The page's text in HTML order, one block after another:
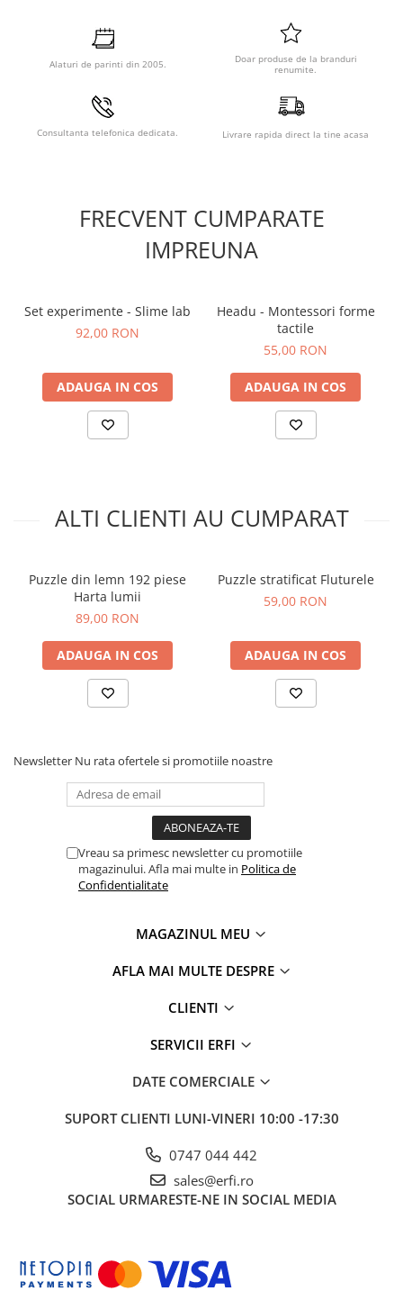
are margini rotunjite si finisaje atent realizate pentru
siguranta copilului. Piesele sunt usor de manevrat si ideale
Detalii tehnice
Dimensiuni produs: 17.5 x 13.5 x 1.5 cm. Material: lemn.
Numar de piese: 5. Varsta recomandata: 3 ani+. Nu lasati
ambalajele la indemana copiilor. Supravegheati copilul in
Alaturi de parinti din 2005.
Doar produse de la branduri
renumite.
Consultanta telefonica dedicata. Livrare rapida direct la tine acasa
FRECVENT CUMPARATE
IMPREUNA
Set experimente - Slime lab
92,00 RON
ADAUGA IN COS
Headu - Montessori forme
tactile
55,00 RON
ADAUGA IN COS
ALTI CLIENTI AU CUMPARAT
Puzzle din lemn 192 piese
Harta lumii
89,00 RON
ADAUGA IN COS
Puzzle stratificat Fluturele
59,00 RON
ADAUGA IN COS
Newsletter Nu rata ofertele si promotiile noastre
Vreau sa primesc newsletter cu promotiile
magazinului. Afla mai multe in Politica de
Confidentialitate
MAGAZINUL MEU
AFLA MAI MULTE DESPRE
CLIENTI
SERVICII ERFI
DATE COMERCIALE
SUPORT CLIENTI LUNI-VINERI 10:00 -17:30
0747 044 442
sales@erfi.ro
SOCIAL URMARESTE-NE IN SOCIAL MEDIA